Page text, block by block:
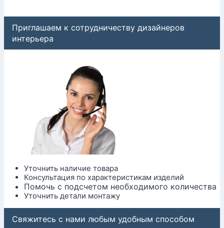
Приглашаем к сотрудничеству дизайнеров
интерьера
Уточнить наличие товара
Консультация по характеристикам изделий
Помочь с подсчетом необходимого количества
Уточнить детали монтажу
Свяжитесь с нами любым удобным способом